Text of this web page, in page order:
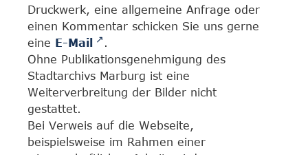
Druckwerk, eine allgemeine Anfrage oder
einen Kommentar schicken Sie uns gerne
eine E-Mail
.
Ohne Publikationsgenehmigung des
Stadtarchivs Marburg ist eine
Weiterverbreitung der Bilder nicht
gestattet.
Bei Verweis auf die Webseite,
beispielsweise im Rahmen einer